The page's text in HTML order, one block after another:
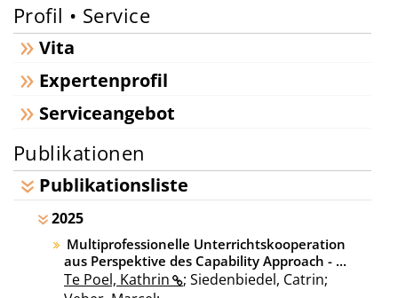
Profil • Service
Vita
Expertenprofil
Serviceangebot
Publikationen
Publikationsliste
2025
Multiprofessionelle Unterrichtskooperation
aus Perspektive des Capability Approach - ...
Te Poel, Kathrin
; Siedenbiedel, Catrin;